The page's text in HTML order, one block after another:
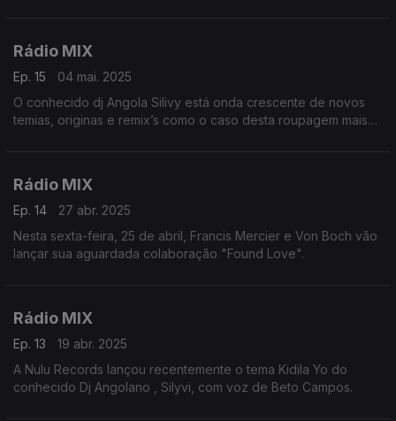
Rádio MIX
Ep. 15
04 mai. 2025
O conhecido dj Angola Silivy está onda crescente de novos
temias, originas e remix’s como o caso desta roupagem mais
Rádio MIX
Ep. 14
27 abr. 2025
Nesta sexta-feira, 25 de abril, Francis Mercier e Von Boch vão
lançar sua aguardada colaboração "Found Love".
Rádio MIX
Ep. 13
19 abr. 2025
A Nulu Records lançou recentemente o tema Kidila Yo do
conhecido Dj Angolano , Silyvi, com voz de Beto Campos.